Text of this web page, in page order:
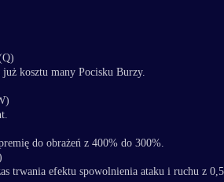
kosztu many Pocisku Burzy.
do obrażeń z 400% do 300%.
trwania efektu spowolnienia ataku i ruchu z 0,5